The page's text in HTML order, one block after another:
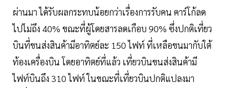
ผ่านมา ได้รับผลกระทบน้อยกว่าเรื่องการรับคน คาร์โก้ลด
ไปไม่ถึง 40% ขณะที่ผู้โดยสารลดเกือบ 90% ซึ่งปกติเที่ยว
บินที่ขนส่งสินค้ามีอาทิตย์ละ 150 ไฟท์ ที่เหลือขนมากับใต้
ท้องเครื่องบิน โดยอาทิตย์ที่แล้ว เที่ยวบินขนส่งสินค้ามี
ไฟท์บินถึง 310 ไฟท์ ในขณะที่เที่ยวบินปกติแปลงมา